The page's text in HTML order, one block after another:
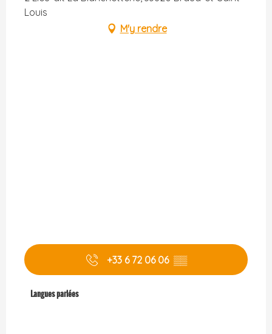
Louis
M'y rendre
+33 6 72 06 06 ▒▒
Langues parlées
Langues parlées